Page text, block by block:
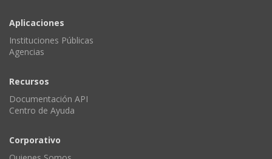
Aplicaciones
Instituciones Públicas
Agencias
Recursos
Documentación API
Centro de Ayuda
Corporativo